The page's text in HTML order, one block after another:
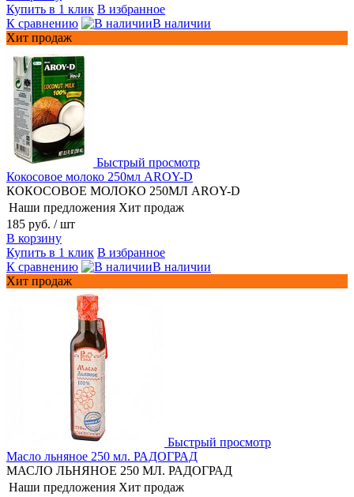
Купить в 1 клик В избранное
К сравнению
В наличии
Хит продаж
Быстрый просмотр
Кокосовое молоко 250мл AROY-D
КОКОСОВОЕ МОЛОКО 250МЛ AROY-D
Наши предложения Хит продаж
185 руб. / шт
В корзину
Купить в 1 клик В избранное
К сравнению
В наличии
Хит продаж
Быстрый просмотр
Масло льняное 250 мл. РАДОГРАД
МАСЛО ЛЬНЯНОЕ 250 МЛ. РАДОГРАД
Наши предложения Хит продаж